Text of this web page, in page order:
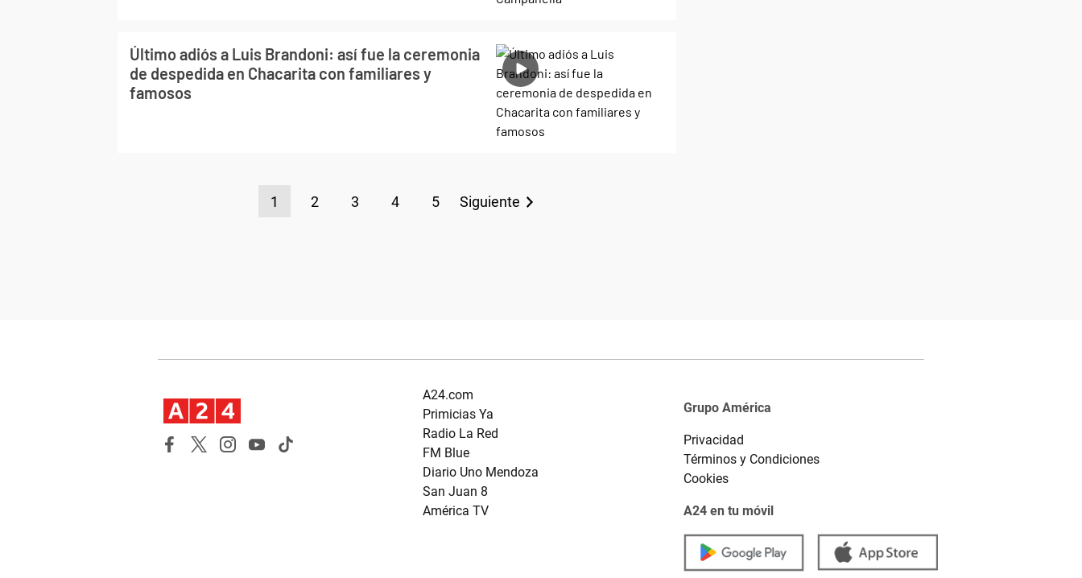
Último adiós a Luis Brandoni: así fue la ceremonia
de despedida en Chacarita con familiares y
famosos
1 2 3 4 5 Siguiente
A24.com
Primicias Ya
Radio La Red
FM Blue
Diario Uno Mendoza
San Juan 8
América TV
Grupo América
Privacidad
Términos y Condiciones
Cookies
A24 en tu móvil